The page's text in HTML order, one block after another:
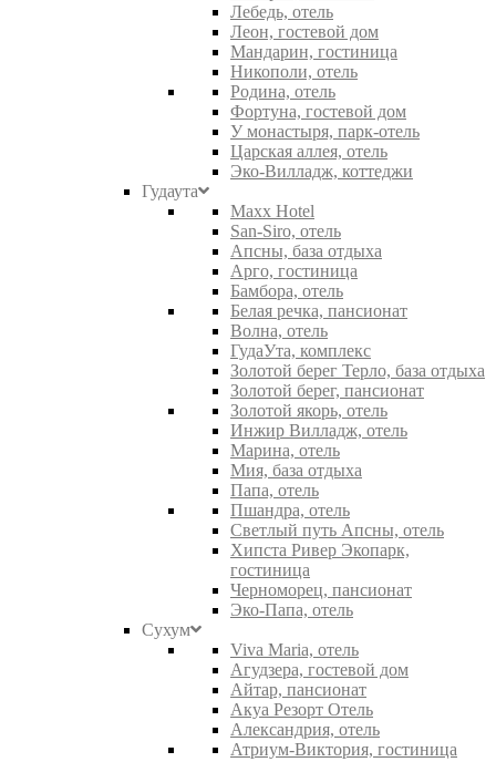
Лебедь, отель
Леон, гостевой дом
Мандарин, гостиница
Никополи, отель
Родина, отель
Фортуна, гостевой дом
У монастыря, парк-отель
Царская аллея, отель
Эко-Вилладж, коттеджи
Гудаута
Maxx Hotel
San-Siro, отель
Апсны, база отдыха
Арго, гостиница
Бамбора, отель
Белая речка, пансионат
Волна, отель
ГудаУта, комплекс
Золотой берег Терло, база отдыха
Золотой берег, пансионат
Золотой якорь, отель
Инжир Вилладж, отель
Марина, отель
Мия, база отдыха
Папа, отель
Пшандра, отель
Светлый путь Апсны, отель
Хипста Ривер Экопарк,
гостиница
Черноморец, пансионат
Эко-Папа, отель
Сухум
Viva Maria, отель
Агудзера, гостевой дом
Айтар, пансионат
Акуа Резорт Отель
Александрия, отель
Атриум-Виктория, гостиница